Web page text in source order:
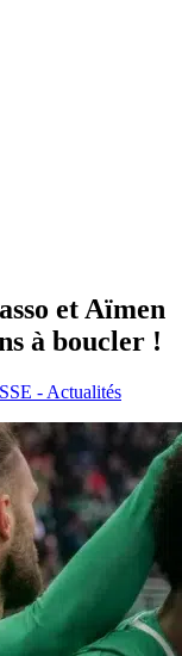
et Aïmen
à boucler !
- Actualités